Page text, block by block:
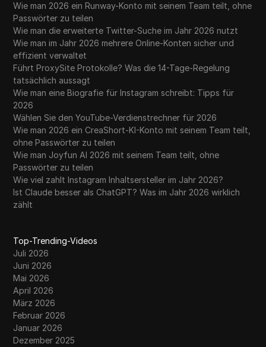
Wie man 2026 ein Runway-Konto mit seinem Team teilt, ohne
Passwörter zu teilen
Wie man die erweiterte Twitter-Suche im Jahr 2026 nutzt
Wie man im Jahr 2026 mehrere Online-Konten sicher und
effizient verwaltet
Führt ProxySite Protokolle? Was die 14-Tage-Regelung
tatsächlich aussagt
Wie man eine Biografie für Instagram schreibt: Tipps für
2026
Wählen Sie den YouTube-Verdienstrechner für 2026
Wie man 2026 ein CreaShort-KI-Konto mit seinem Team teilt,
ohne Passwörter zu teilen
Wie man Joyfun AI 2026 mit seinem Team teilt, ohne
Passwörter zu teilen
Wie viel zahlt Instagram Inhaltsersteller im Jahr 2026?
Ist Claude besser als ChatGPT? Was im Jahr 2026 wirklich
zählt
Top-Trending-Videos
Juli 2026
Juni 2026
Mai 2026
April 2026
März 2026
Februar 2026
Januar 2026
Dezember 2025